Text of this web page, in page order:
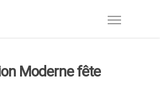
Moderne fête